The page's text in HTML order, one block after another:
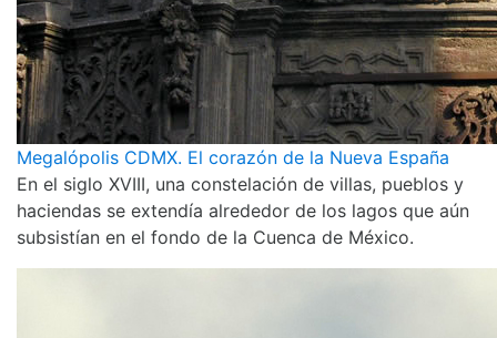
Megalópolis CDMX. El corazón de la Nueva España
En el siglo XVIII, una constelación de villas, pueblos y
haciendas se extendía alrededor de los lagos que aún
subsistían en el fondo de la Cuenca de México.